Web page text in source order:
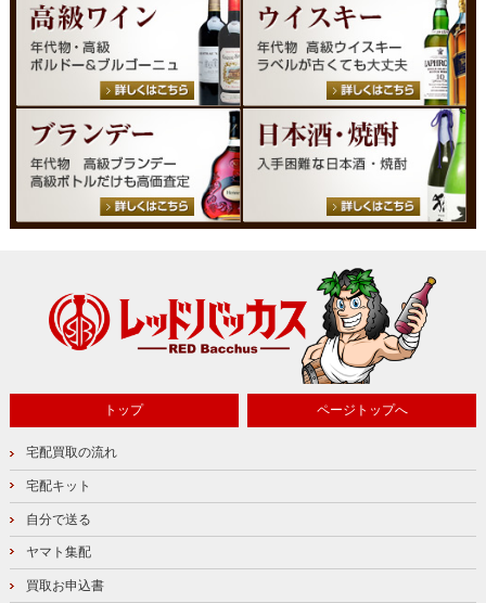
トップ ページトップへ
宅配買取の流れ
宅配キット
自分で送る
ヤマト集配
買取お申込書